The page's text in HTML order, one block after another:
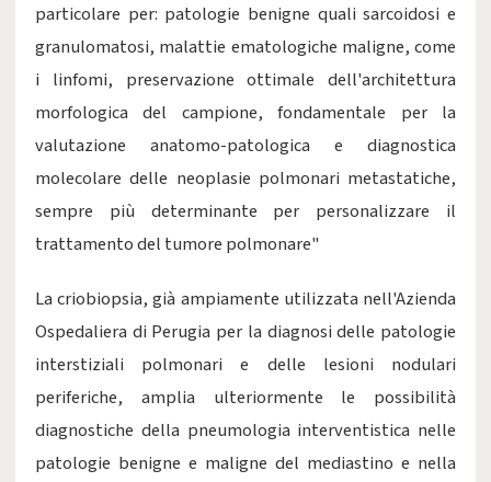
particolare per: patologie benigne quali sarcoidosi e
granulomatosi, malattie ematologiche maligne, come
i linfomi, preservazione ottimale dell'architettura
morfologica del campione, fondamentale per la
valutazione anatomo-patologica e diagnostica
molecolare delle neoplasie polmonari metastatiche,
sempre più determinante per personalizzare il
trattamento del tumore polmonare"
La criobiopsia, già ampiamente utilizzata nell'Azienda
Ospedaliera di Perugia per la diagnosi delle patologie
interstiziali polmonari e delle lesioni nodulari
periferiche, amplia ulteriormente le possibilità
diagnostiche della pneumologia interventistica nelle
patologie benigne e maligne del mediastino e nella